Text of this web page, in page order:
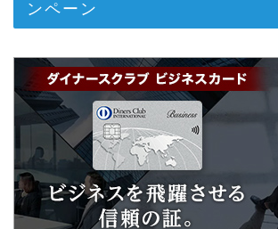
ンペーン